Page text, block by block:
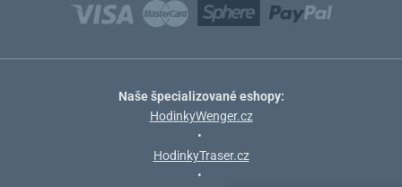
Naše špecializované eshopy:
HodinkyWenger.cz
•
HodinkyTraser.cz
•